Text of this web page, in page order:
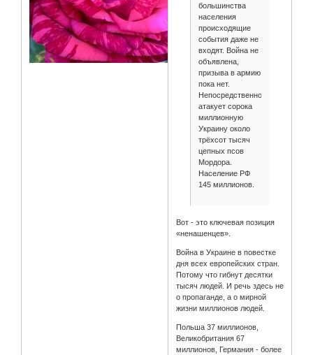
большинства
населения
происходящие
события даже не
входят. Война не
объявлена,
призыва в армию
пока нет.
Непосредственно
атакует сорока
миллионную
Украину около
трёхсот тысяч
цепных псов
Мордора.
Население РФ
145 миллионов.
Вот - это ключевая позиция
«ненашенцев».
Война в Украине в повестке
дня всех европейских стран.
Потому что гибнут десятки
тысяч людей. И речь здесь не
о пропаганде, а о мирной
жизни миллионов людей.
Польша 37 миллионов,
Великобритания 67
миллионов, Германия - более